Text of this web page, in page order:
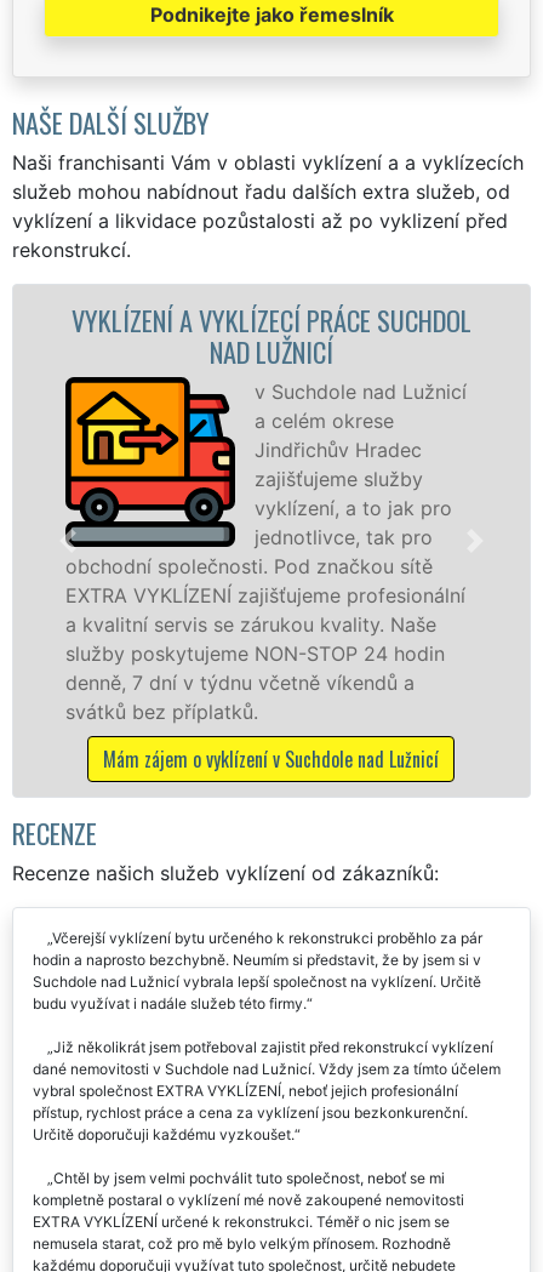
Podnikejte jako řemeslník
NAŠE DALŠÍ SLUŽBY
Naši franchisanti Vám v oblasti vyklízení a a vyklízecích
služeb mohou nabídnout řadu dalších extra služeb, od
vyklízení a likvidace pozůstalosti až po vyklizení před
rekonstrukcí.
VYKLÍZECÍ PRÁCE SUCHDOL
v Suchdole nad Lužnicí
a celém okrese
Jindřichův Hradec
zajišťujeme služby
vyklízení, a to jak pro
jednotlivce, tak pro
Pod značkou sítě
zajišťujeme profesionální
se zárukou kvality. Naše
NON-STOP 24 hodin
týdnu včetně víkendů a
o vyklízení v Suchdole nad Lužnicí
VYKLÍZECÍ
v Suchdole
tuto službu jak
osobám se
práce, a to
RECENZE
Recenze našich služeb vyklízení od zákazníků:
Včerejší vyklízení bytu určeného k rekonstrukci proběhlo za pár
hodin a naprosto bezchybně. Neumím si představit, že by jsem si v
Suchdole nad Lužnicí vybrala lepší společnost na vyklízení. Určitě
budu využívat i nadále služeb této firmy.
Již několikrát jsem potřeboval zajistit před rekonstrukcí vyklízení
dané nemovitosti v Suchdole nad Lužnicí. Vždy jsem za tímto účelem
vybral společnost EXTRA VYKLÍZENÍ, neboť jejich profesionální
přístup, rychlost práce a cena za vyklízení jsou bezkonkurenční.
Určitě doporučuji každému vyzkoušet.
Chtěl by jsem velmi pochválit tuto společnost, neboť se mi
kompletně postaral o vyklízení mé nově zakoupené nemovitosti
EXTRA VYKLÍZENÍ určené k rekonstrukci. Téměř o nic jsem se
nemusela starat, což pro mě bylo velkým přínosem. Rozhodně
každému doporučuji využívat tuto společnost, určitě nebudete